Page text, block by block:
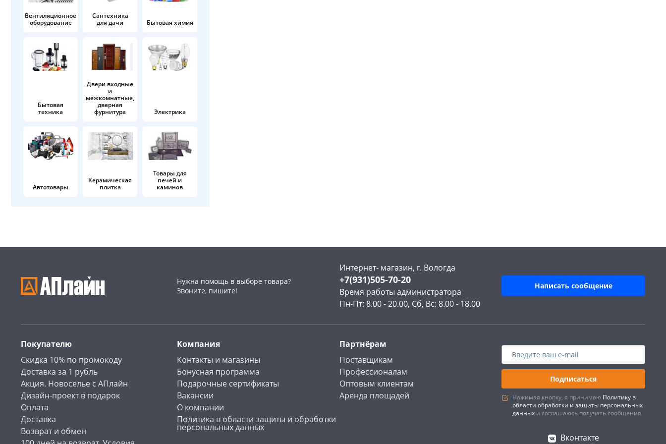
Вентиляционное
оборудование
Сантехника
для дачи
Бытовая химия
Бытовая
техника
Двери входные
и
межкомнатные,
дверная
фурнитура
Электрика
Автотовары
Керамическая
плитка
Товары для
печей и
каминов
Нужна помощь в выборе товара?
Звоните, пишите!
Интернет- магазин, г. Вологда
+7(931)505-70-20
Время работы администратора
Пн-Пт: 8.00 - 20.00, Сб, Вс: 8.00 - 18.00
Написать сообщение
Покупателю
Скидка 10% по промокоду
Доставка за 1 рубль
Акция. Новоселье с АПлайн
Дизайн-проект в подарок
Оплата
Доставка
Возврат и обмен
Компания
Контакты и магазины
Бонусная программа
Подарочные сертификаты
Вакансии
О компании
Политика в области защиты и обработки
персональных данных
Партнёрам
Поставщикам
Профессионалам
Оптовым клиентам
Аренда площадей
Подписаться
Нажимая кнопку, я принимаю Политику в
области обработки и защиты персональных
данных и соглашаюсь получать сообщения.
Вконтакте
раз в 2 недели